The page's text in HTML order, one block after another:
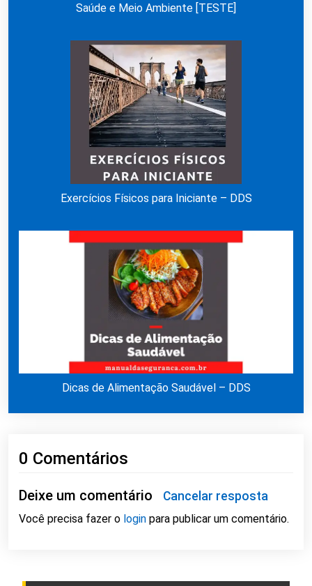
Saúde e Meio Ambiente [TESTE]
Exercícios Físicos para Iniciante – DDS
Dicas de Alimentação Saudável – DDS
0 Comentários
Deixe um comentário Cancelar resposta
Você precisa fazer o login para publicar um comentário.